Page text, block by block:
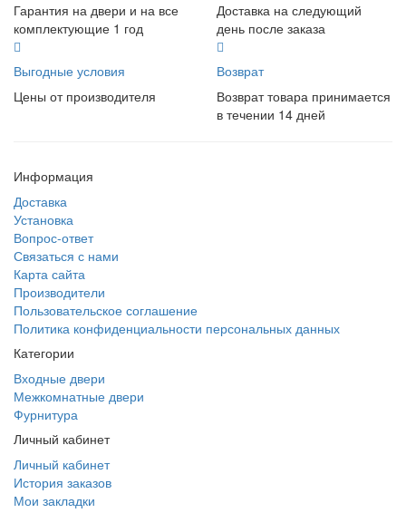
Гарантия на двери и на все
комплектующие 1 год
Доставка на следующий
день после заказа
Выгодные условия
Цены от производителя
Возврат
Возврат товара принимается
в течении 14 дней
Информация
Доставка
Установка
Вопрос-ответ
Связаться с нами
Карта сайта
Производители
Пользовательское соглашение
Политика конфиденциальности персональных данных
Категории
Входные двери
Межкомнатные двери
Фурнитура
Личный кабинет
Личный кабинет
История заказов
Мои закладки